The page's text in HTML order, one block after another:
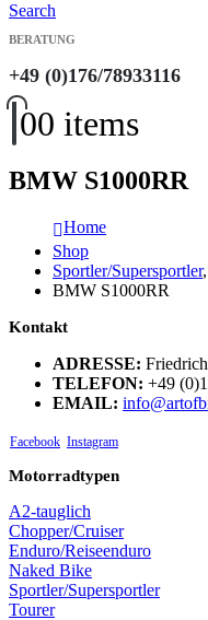
Search
BERATUNG
+49 (0)176/78933116
00 items
BMW S1000RR
Home
Shop
Sportler/Supersportler,
BMW S1000RR
Kontakt
ADRESSE:
TELEFON: +49
EMAIL:
Facebook Instagram
Motorradtypen
A2-tauglich
Chopper/Cruiser
Enduro/Reiseenduro
Naked Bike
Sportler/Supersportler
Tourer